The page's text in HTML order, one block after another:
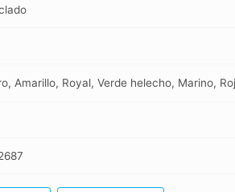
Amarillo, Royal, Verde helecho, Marino,